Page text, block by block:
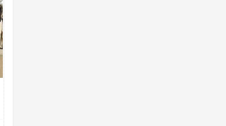
Ворог завдав комбінованого
двоє поранених. Ще десятеро
після атаки БПЛА по ринку на